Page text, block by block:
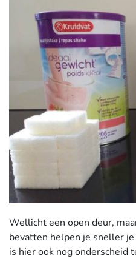
Wellicht een open deur,
bevatten helpen je sneller
is hier ook nog onderscheid